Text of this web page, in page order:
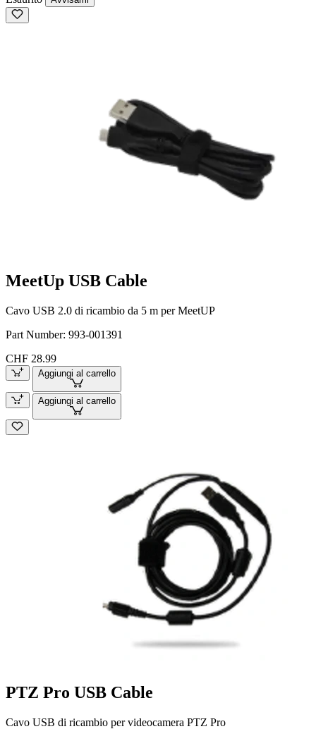
MeetUp USB Cable
Cavo USB 2.0 di ricambio da 5 m per MeetUP
Part Number: 993-001391
CHF 28.99
Aggiungi al carrello
Aggiungi al carrello
PTZ Pro USB Cable
Cavo USB di ricambio per videocamera PTZ Pro